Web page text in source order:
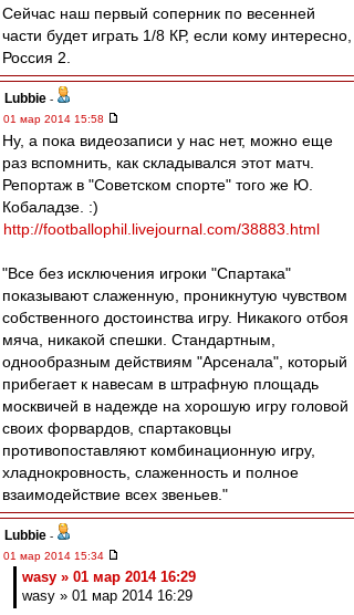
Сейчас наш первый соперник по весенней
части будет играть 1/8 КР, если кому интересно,
Россия 2.
Lubbie -
01 мар 2014 15:58
Ну, а пока видеозаписи у нас нет, можно еще
раз вспомнить, как складывался этот матч.
Репортаж в "Советском спорте" того же Ю.
Кобаладзе. :)
http://footballophil.livejournal.com/38883.html
"Все без исключения игроки "Спартака"
показывают слаженную, проникнутую чувством
собственного достоинства игру. Никакого отбоя
мяча, никакой спешки. Стандартным,
однообразным действиям "Арсенала", который
прибегает к навесам в штрафную площадь
москвичей в надежде на хорошую игру головой
своих форвардов, спартаковцы
противопоставляют комбинационную игру,
хладнокровность, слаженность и полное
взаимодействие всех звеньев."
Lubbie -
01 мар 2014 15:34
wasy » 01 мар 2014 16:29
wasy » 01 мар 2014 16:29